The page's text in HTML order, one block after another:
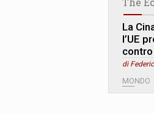
La
l’UE
di
MONDO